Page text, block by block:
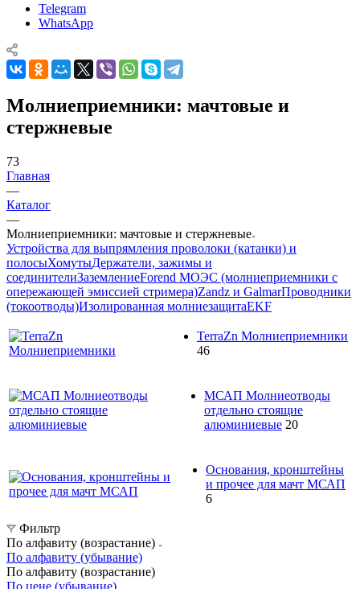
Telegram
WhatsApp
Молниеприемники: мачтовые и
стержневые
73
Главная
—
Каталог
—
Молниеприемники: мачтовые и стержневые
Устройства для выпрямления проволоки (катанки) и
полосыХомутыДержатели, зажимы и
соединителиЗаземлениеForend МОЭС (молниеприемники с
опережающей эмиссией стримера)Zandz и GalmarПроводники
(токоотводы)Изолированная молниезащитаEKF
TerraZn Молниеприемники
46
МСАП Молниеотводы
отдельно стоящие
алюминиевые 20
Основания, кронштейны
и прочее для мачт МСАП
6
Фильтр
По алфавиту (возрастание)
По алфавиту (убывание)
По алфавиту (возрастание)
По цене (убывание)